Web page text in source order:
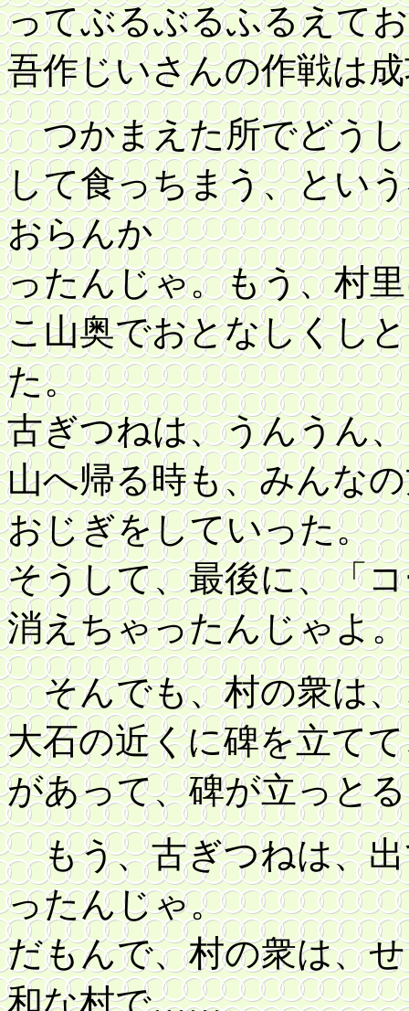
ってぶるぶるふるえて
吾作じいさんの作戦は
つかまえた所でどうし
して食っちまう、とい
おらんか
ったんじゃ。もう、村
こ山奥でおとなしくし
た。
古ぎつねは、うんうん
山へ帰る時も、みんな
おじぎをしていった。
そうして、最後に、「
消えちゃったんじゃよ。
そんでも、村の衆は、
大石の近くに碑を立て
があって、碑が立っと
もう、古ぎつねは、出
ったんじゃ。
だもんで、村の衆は、
和な村で……。